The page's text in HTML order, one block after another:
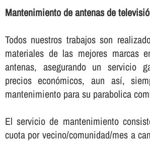
Mantenimiento de antenas de
Todos nuestros trabajos son
materiales de las mejores marcas
antenas, asegurando un servicio
precios económicos, aun así­,
mantenimiento para su parabolica
El servicio de mantenimiento
cuota por vecino/comunidad/mes a